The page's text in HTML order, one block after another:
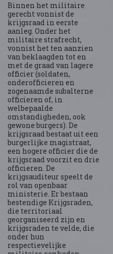
Binnen het militaire
gerecht vonnist de
krijgsraad in eerste
aanleg. Onder het
militaire strafrecht,
vonnist het ten aanzien
van beklaagden tot en
met de graad van lagere
officier (soldaten,
onderofficieren en
zogenaamde subalterne
officieren of, in
welbepaalde
omstandigheden, ook
gewone burgers). De
krijgsraad bestaat uit een
burgerlijke magistraat,
een hogere officier die de
krijgsraad voorzit en drie
officieren. De
krijgsauditeur speelt de
rol van openbaar
ministerie. Er bestaan
bestendige Krijgsraden,
die territoriaal
georganiseerd zijn en
krijgsraden te velde, die
onder hun
respectievelijke